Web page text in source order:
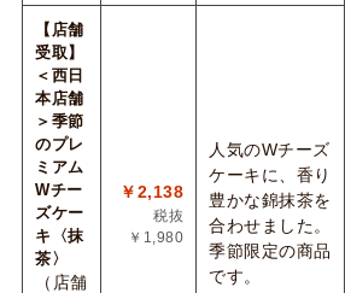
【店舗
受取】
＜西日
本店舗
＞季節
のプレ
ミアム
Wチー
ズケー
キ〈抹
茶〉
（店舗
￥2,138
税抜
￥1,980
人気のWチーズ
ケーキに、香り
豊かな錦抹茶を
合わせました。
季節限定の商品
です。